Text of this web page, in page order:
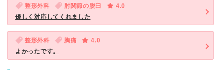
整形外科 肘関節の脱臼
4.0
優しく対応してくれました
整形外科 胸痛
4.0
よかったです。